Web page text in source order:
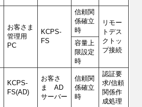
お客さま
管理用
PC
KCPS-
FS
信頼関
係確立
時
リモー
トデス
クトッ
プ接続
容量上
限設定
時
KCPS-
FS(AD)
お客さ
ま AD
サーバー
信頼関
係確立
時
認証要
求/信頼
関係作
成処理